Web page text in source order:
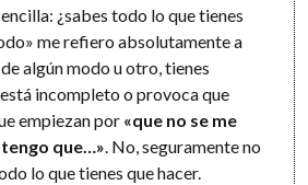
¿sabes todo lo que tienes
me refiero absolutamente a
algún modo u otro, tienes
incompleto o provoca que
empiezan por «que no se me
que…». No, seguramente no
lo que tienes que hacer.